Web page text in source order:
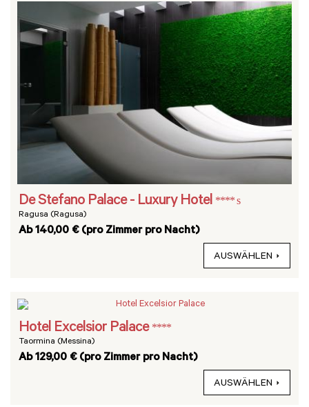
De Stefano Palace - Luxury Hotel **** s
Ragusa (Ragusa)
Ab 140,00 € (pro Zimmer pro Nacht)
AUSWÄHLEN
Hotel Excelsior Palace ****
Taormina (Messina)
Ab 129,00 € (pro Zimmer pro Nacht)
AUSWÄHLEN